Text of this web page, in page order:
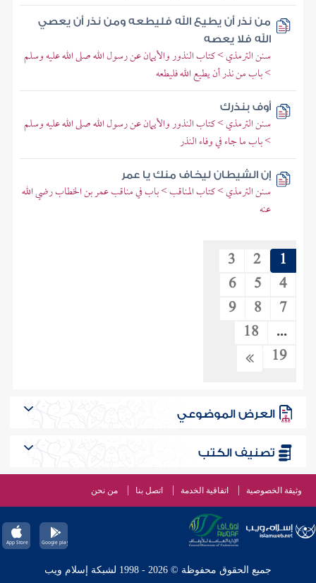
من نذر أن يطيع الله فليطعه ومن نذر أن يعصي
الله فلا يعصه
سنن الترمذي > كتاب النذور والأيمان عن رسول الله صلى الله عليه وسلم
> باب من نذر أن يطيع الله فليطعه
أوف بنذرك
سنن الترمذي > كتاب النذور والأيمان عن رسول الله صلى الله عليه وسلم
> باب ما جاء في وفاء النذر
إن الشيطان ليخاف منك يا عمر
سنن الترمذي > كتاب المناقب > باب في مناقب عمر بن الخطاب رضي الله
عنه
1
2
3
4
5
6
7
8
9
...
18
19
العرض الموضوعي
تصنيف الكتب
وثيقة الخصوصية اتفاقية الخدمة اتصل بنا من نحن
جميع الحقوق محفوظة © 2026 - 1998 لشبكة إسلام ويب